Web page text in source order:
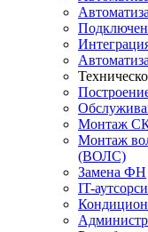
Монтаж
Монтаж
(ВОЛС)
Замена ФН
IT-